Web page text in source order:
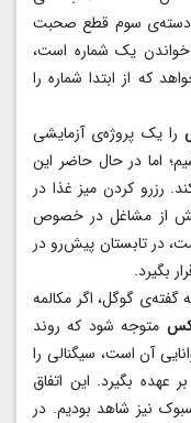
دسته‌ی سوم قطع صحبت
یک شماره است،
که از ابتدا شماره را
را یک پروژه‌ی آزمایشی
اما در حال حاضر این
رزرو کردن میز غذا در
از مشاغل در خصوص
در تابستان پیش‌رو در
بگیرد.
گوگل، اگر مکالمه
متوجه شود که روند
آن است، سیگنالی را
عهده بگیرد. این اتفاق
نیز شاهد بودیم. در